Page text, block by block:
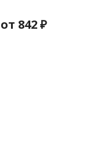
от 842₽